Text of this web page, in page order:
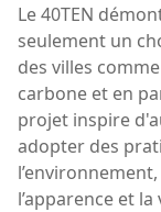
Le 40TEN
seulement un
des villes
carbone et en
projet inspire
adopter des
l’apparence et